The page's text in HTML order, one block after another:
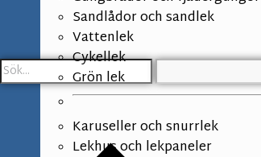
Sandlådor och sandlek
Vattenlek
Cykellek
Grön lek
Karuseller och snurrlek
Lekhus och lekpaneler